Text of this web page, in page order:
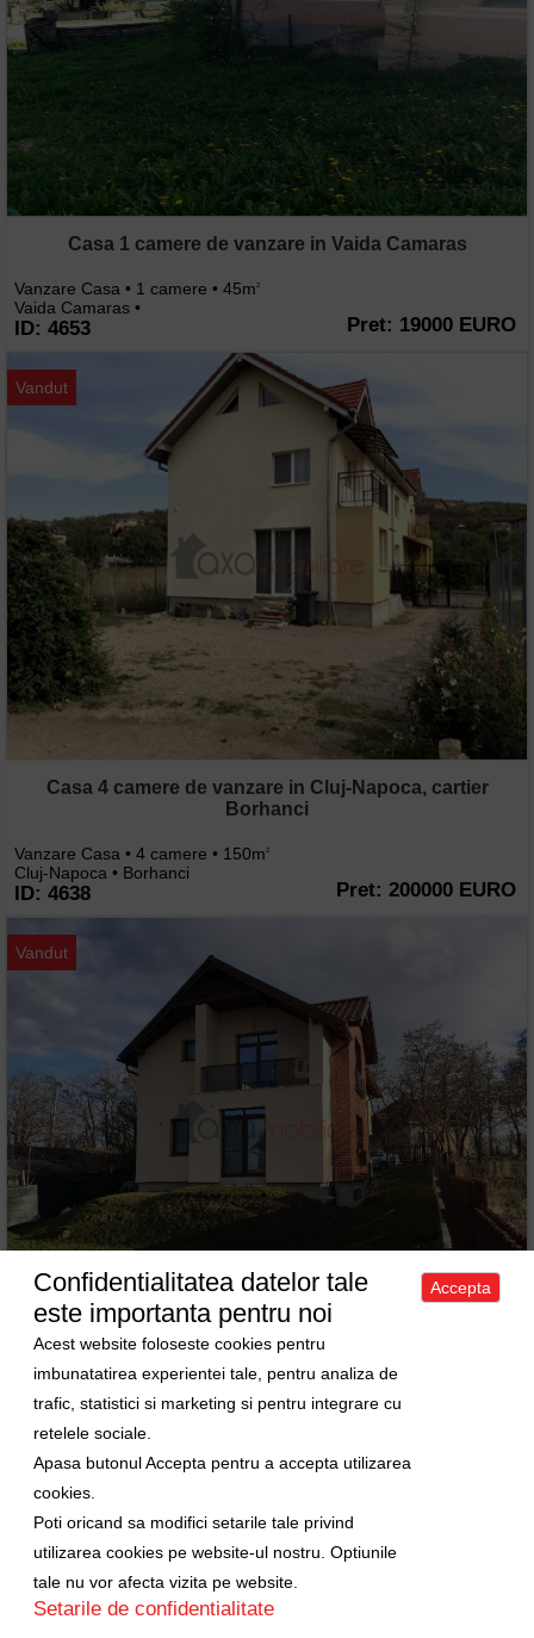
Casa 1 camere de vanzare in Vaida Camaras
Vanzare Casa • 1 camere • 45m2
Vaida Camaras •
ID: 4653 Pret: 19000 EURO
Vandut
Casa 4 camere de vanzare in Cluj-Napoca, cartier
Borhanci
Vanzare Casa • 4 camere • 150m2
Cluj-Napoca • Borhanci
ID: 4638 Pret: 200000 EURO
Vandut
Casa 5 camere de vanzare in Cluj-Napoca, cartier
Borhanci
Vanzare Casa • 5 camere • 185m
Cluj-Napoca • Borhanci
ID: 4636 Pret: 299000 EURO
Vandut
Confidentialitatea datelor tale
este importanta pentru noi
Acest website foloseste cookies pentru
imbunatatirea experientei tale, pentru analiza de
trafic, statistici si marketing si pentru integrare cu
retelele sociale.
Apasa butonul Accepta pentru a accepta utilizarea
cookies.
Poti oricand sa modifici setarile tale privind
utilizarea cookies pe website-ul nostru. Optiunile
tale nu vor afecta vizita pe website.
Setarile de confidentialitate
Accepta